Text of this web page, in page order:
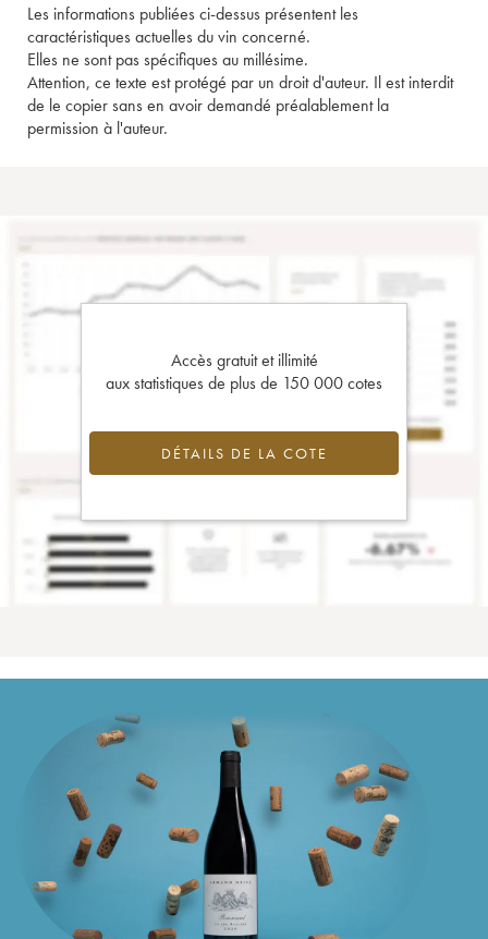
Les informations publiées ci-dessus présentent les
caractéristiques actuelles du vin concerné.
Elles ne sont pas spécifiques au millésime.
Attention, ce texte est protégé par un droit d'auteur. Il est interdit
de le copier sans en avoir demandé préalablement la
permission à l'auteur.
Accès gratuit et illimité
aux statistiques de plus de 150 000 cotes
DÉTAILS DE LA COTE